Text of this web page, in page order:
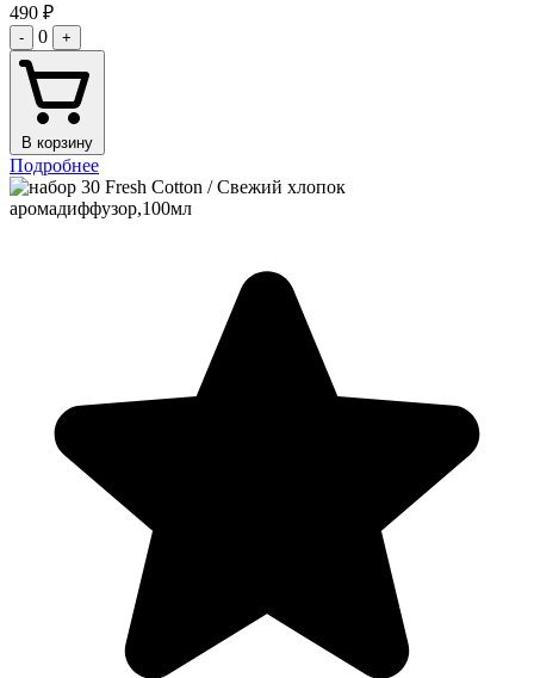
490 ₽
- 0 +
В корзину
Подробнее